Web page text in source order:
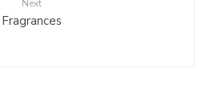
Next
Fragrances